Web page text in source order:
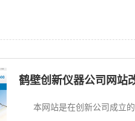
鹤壁创新仪器公司网站
本网站是在创新公司成立的